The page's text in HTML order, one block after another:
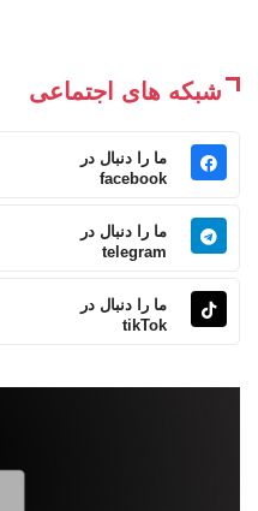
شبکه های اجتماعی
ما را دنبال در
facebook
ما را دنبال در
telegram
ما را دنبال در
tikTok